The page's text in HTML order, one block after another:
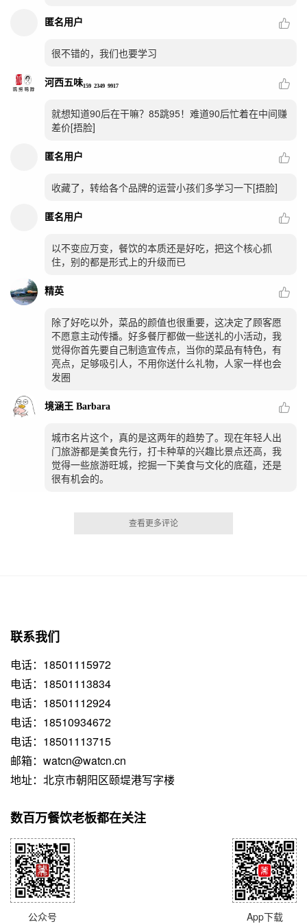
匿名用户
很不错的，我们也要学习
河西五味₁₅₉ ₂₃₄₉ ₉₉₁₇
就想知道90后在干嘛？85跳95！难道90后忙着在中间赚
差价[捂脸]
匿名用户
收藏了，转给各个品牌的运营小孩们多学习一下[捂脸]
匿名用户
以不变应万变，餐饮的本质还是好吃，把这个核心抓
住，别的都是形式上的升级而已
精英
除了好吃以外，菜品的颜值也很重要，这决定了顾客愿
不愿意主动传播。好多餐厅都做一些送礼的小活动，我
觉得你首先要自己制造宣传点，当你的菜品有特色，有
亮点，足够吸引人，不用你送什么礼物，人家一样也会
发圈
境涵王 Barbara
城市名片这个，真的是这两年的趋势了。现在年轻人出
门旅游都是美食先行，打卡种草的兴趣比景点还高，我
觉得一些旅游旺城，挖掘一下美食与文化的底蕴，还是
很有机会的。
查看更多评论
联系我们
电话：18501115972
电话：18501113834
电话：18501112924
电话：18510934672
电话：18501113715
邮箱：watcn@watcn.cn
地址：北京市朝阳区颐堤港写字楼
数百万餐饮老板都在关注
公众号 App下载